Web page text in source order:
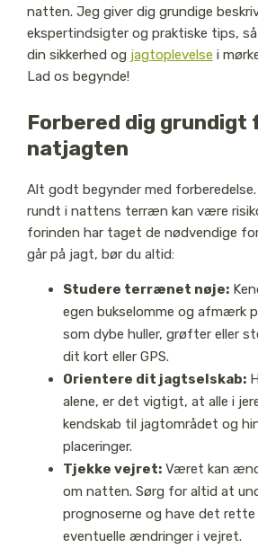
natten. Jeg giver dig grundige
ekspertindsigter og praktiske tips,
din sikkerhed og jagtoplevelse i
Lad os begynde!
Forbered dig grundigt
natjagten
Alt godt begynder med
rundt i nattens terræn kan være
forinden har taget de nødvendige
går på jagt, bør du altid:
Studere terrænet nøje:
egen bukselomme og afmærk
som dybe huller, grøfter eller
dit kort eller GPS.
Orientere dit jagtselskab:
alene, er det vigtigt, at alle i
kendskab til jagtområdet og
placeringer.
Tjekke vejret:Været kan
om natten. Sørg for altid at
prognoserne og have det
eventuelle ændringer i vejret.